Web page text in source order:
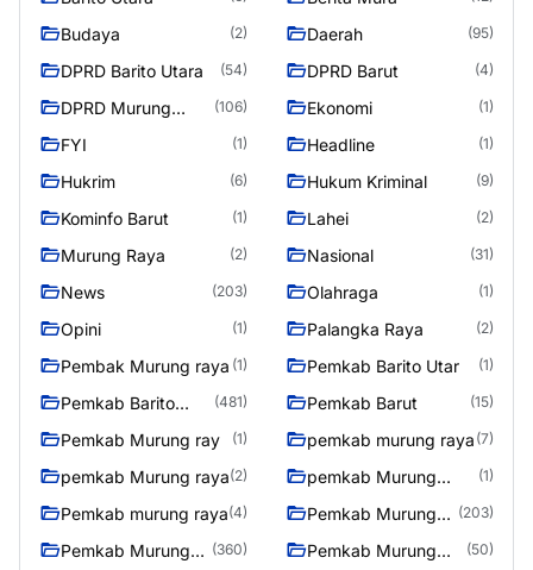
Budaya (2) Daerah (95)
DPRD Barito Utara (54) DPRD Barut (4)
DPRD Murung
(106) Ekonomi (1)
FYI (1) Headline (1)
Hukrim (6) Hukum Kriminal (9)
Kominfo Barut (1) Lahei (2)
Murung Raya (2) Nasional (31)
News (203) Olahraga (1)
Opini (1) Palangka Raya (2)
Pembak Murung raya (1) Pemkab Barito Utar (1)
Pemkab Barito
(481) Pemkab Barut (15)
Pemkab Murung ray (1) pemkab murung raya (7)
pemkab Murung raya(2)
pemkab Murung
(1)
Pemkab murung raya(4)
Pemkab Murung
(203)
Pemkab Murung
(360)
Pemkab Murung
(50)